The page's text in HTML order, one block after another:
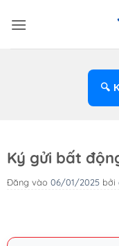
qua
🔍
Ký gửi bất
Đăng vào 06/01/2025 bởi